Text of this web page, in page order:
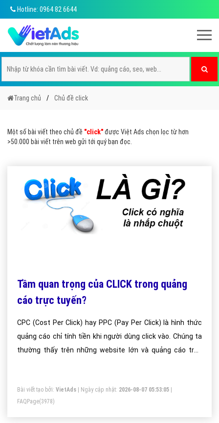
Hotline: 0964 82 6644
Trang chủ Chủ đề click
Một số bài viết theo chủ đề "click"được Việt Ads chọn lọc từ hơn
>50.000 bài viết trên web gửi tới quý bạn đọc.
Tầm quan trọng của CLICK trong quảng
cáo trực tuyến?
CPC (Cost Per Click) hay PPC (Pay Per Click) là hình thức
quảng cáo chỉ tính tiền khi người dùng click vào. Chúng ta
thường thấy trên những website lớn và quảng cáo trên
mà bạn phải bỏ công sức để tối ưu nó sao cho người đọc
click vào thì bạn mới kiếm được tiền.Để người đọc click vào
quảng cáo không phải là một việc đơn giản.
Bài viết tạo bởi: VietAds | Ngày cập nhật: 2026-08-07 05:53:05
FAQPage(3978)